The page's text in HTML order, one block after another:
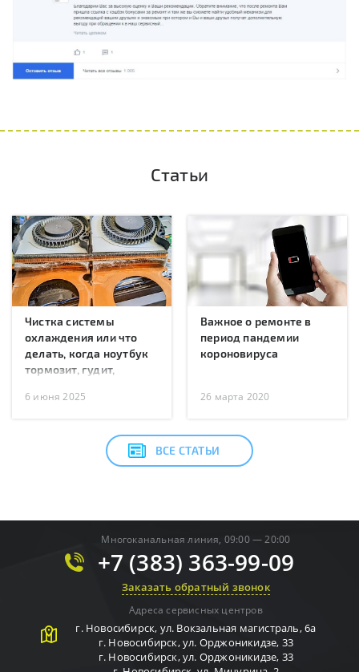
Статьи
Чистка системы
охлаждения или что
делать, когда ноутбук
тормозит, гудит,
перезагружается?
6 июня 2025
Важное о ремонте в
период пандемии
короновируса
26 марта 2020
ВСЕ СТАТЬИ
Многоканальная линия, 09:00 — 20:00
+7 (383) 363-99-09
Заказать обратный звонок
Адреса сервисных центров
г. Новосибирск, ул. Вокзальная магистраль, 6а
г. Новосибирск,ул. Орджоникидзе, 33
г. Новосибирск,ул. Орджоникидзе, 33